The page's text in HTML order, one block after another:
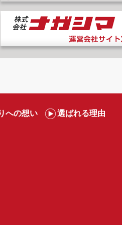
への想い 選ばれる理由